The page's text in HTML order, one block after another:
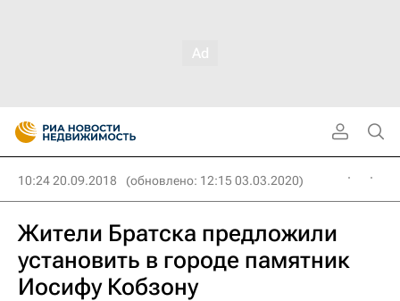
10:24 20.09.2018 (обновлено: 12:15 03.03.2020)
Жители Братска предложили
установить в городе памятник
Иосифу Кобзону